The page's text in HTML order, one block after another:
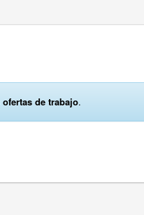
ofertas de trabajo.